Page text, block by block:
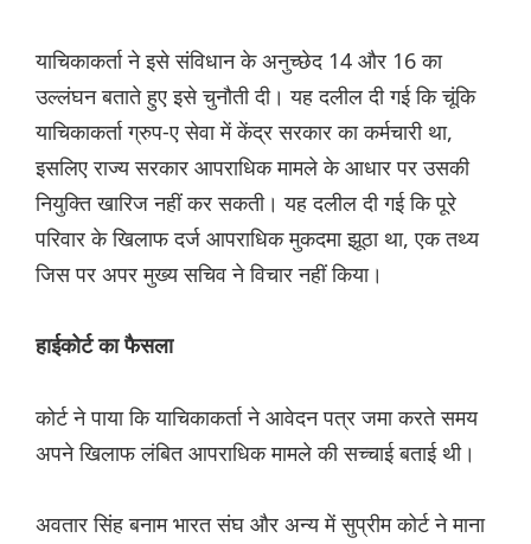
याचिकाकर्ता ने इसे संविधान के अनुच्छेद 14 और 16 का
उल्लंघन बताते हुए इसे चुनौती दी। यह दलील दी गई कि चूंकि
याचिकाकर्ता ग्रुप-ए सेवा में केंद्र सरकार का कर्मचारी था,
इसलिए राज्य सरकार आपराधिक मामले के आधार पर उसकी
नियुक्ति खारिज नहीं कर सकती। यह दलील दी गई कि पूरे
परिवार के खिलाफ दर्ज आपराधिक मुकदमा झूठा था, एक तथ्य
जिस पर अपर मुख्य सचिव ने विचार नहीं किया।
हाईकोर्ट का फैसला
कोर्ट ने पाया कि याचिकाकर्ता ने आवेदन पत्र जमा करते समय
अपने खिलाफ लंबित आपराधिक मामले की सच्चाई बताई थी।
अवतार सिंह बनाम भारत संघ और अन्य में सुप्रीम कोर्ट ने माना